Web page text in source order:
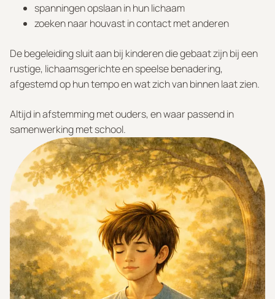
spanningen opslaan in hun lichaam
zoeken naar houvast in contact met anderen
De begeleiding sluit aan bij kinderen die gebaat zijn bij een
rustige, lichaamsgerichte en speelse benadering,
afgestemd op hun tempo en wat zich van binnen laat zien.
Altijd in afstemming met ouders, en waar passend in
samenwerking met school.